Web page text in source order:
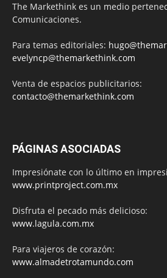
The Markethink es un medio
Comunicaciones.
Para temas editoriales:
evelyncp@themarkethink.com
Venta de espacios publicitarios:
contacto@themarkethink.com
PÁGINAS ASOCIADAS
Impresiónate con lo último en
www.printproject.com.mx
Disfruta el pecado más delicioso:
www.lagula.com.mx
Para viajeros de corazón:
www.almadetrotamundo.com